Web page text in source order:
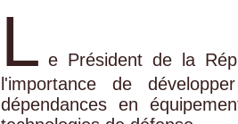
L e Président de la
l'importance de
dépendances en